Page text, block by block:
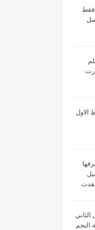
فقط
الاول
بقلم
النجم